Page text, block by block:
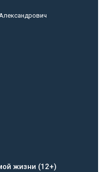
жизни (12+)